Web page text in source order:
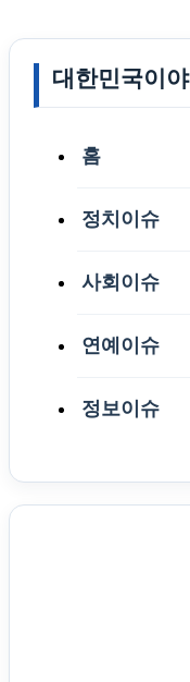
대한민국이야
홈
정치이슈
사회이슈
연예이슈
정보이슈